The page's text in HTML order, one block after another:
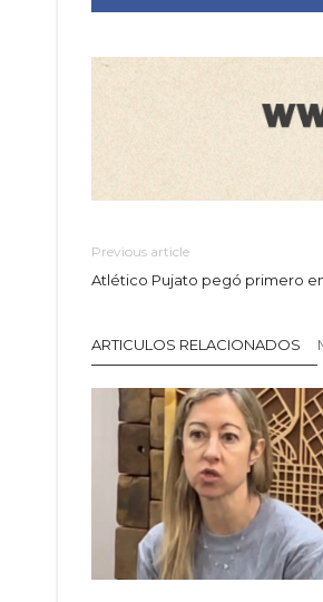
Previous article
Atlético Pujato pegó primero
ARTICULOS RELACIONADOS